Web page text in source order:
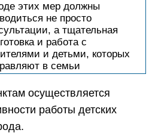
этих мер должны
не просто
а тщательная
и работа с
и детьми, которых
в семьи
осуществляется
работы детских